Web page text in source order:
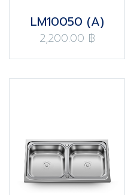
LM10050 (A)
2,200.00 ฿